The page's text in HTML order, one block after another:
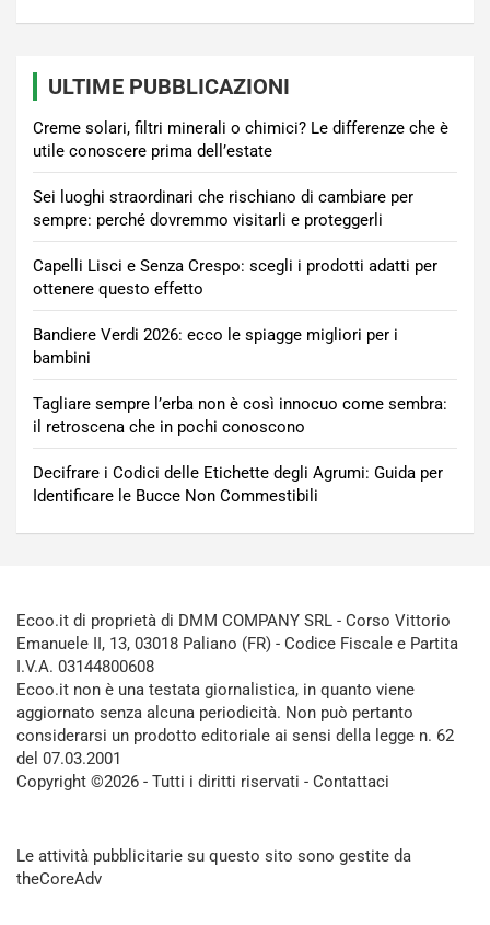
ULTIME PUBBLICAZIONI
Creme solari, filtri minerali o chimici? Le differenze che è
utile conoscere prima dell’estate
Sei luoghi straordinari che rischiano di cambiare per
sempre: perché dovremmo visitarli e proteggerli
Capelli Lisci e Senza Crespo: scegli i prodotti adatti per
ottenere questo effetto
Bandiere Verdi 2026: ecco le spiagge migliori per i
bambini
Tagliare sempre l’erba non è così innocuo come sembra:
il retroscena che in pochi conoscono
Decifrare i Codici delle Etichette degli Agrumi: Guida per
Identificare le Bucce Non Commestibili
Ecoo.it di proprietà di DMM COMPANY SRL - Corso Vittorio
Emanuele II, 13, 03018 Paliano (FR) - Codice Fiscale e Partita
I.V.A. 03144800608
Ecoo.it non è una testata giornalistica, in quanto viene
aggiornato senza alcuna periodicità. Non può pertanto
considerarsi un prodotto editoriale ai sensi della legge n. 62
del 07.03.2001
Copyright ©2026 - Tutti i diritti riservati - Contattaci
Le attività pubblicitarie su questo sito sono gestite da
theCoreAdv